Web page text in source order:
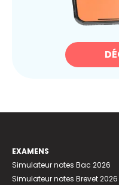
EXAMENS
Simulateur notes Bac 2026
Simulateur notes Brevet 2026